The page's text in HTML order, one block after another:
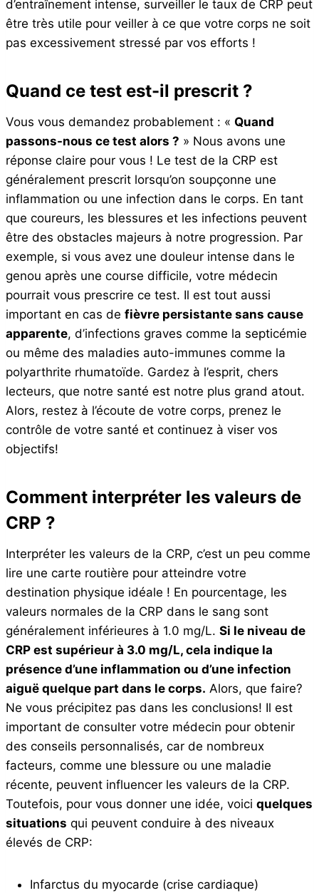
d’entraînement intense, surveiller le taux de CRP peut
être très utile pour veiller à ce que votre corps ne soit
pas excessivement stressé par vos efforts !
Quand ce test est-il prescrit ?
Vous vous demandez probablement : « Quand
passons-nous ce test alors ? » Nous avons une
réponse claire pour vous ! Le test de la CRP est
généralement prescrit lorsqu’on soupçonne une
inflammation ou une infection dans le corps. En tant
que coureurs, les blessures et les infections peuvent
être des obstacles majeurs à notre progression. Par
exemple, si vous avez une douleur intense dans le
genou après une course difficile, votre médecin
pourrait vous prescrire ce test. Il est tout aussi
important en cas de fièvre persistante sans cause
apparente, d’infections graves comme la septicémie
ou même des maladies auto-immunes comme la
polyarthrite rhumatoïde. Gardez à l’esprit, chers
lecteurs, que notre santé est notre plus grand atout.
Alors, restez à l’écoute de votre corps, prenez le
contrôle de votre santé et continuez à viser vos
objectifs!
Comment interpréter les valeurs de
CRP ?
Interpréter les valeurs de la CRP, c’est un peu comme
lire une carte routière pour atteindre votre
destination physique idéale ! En pourcentage, les
valeurs normales de la CRP dans le sang sont
généralement inférieures à 1.0 mg/L. Si le niveau de
CRP est supérieur à 3.0 mg/L, cela indique la
présence d’une inflammation ou d’une infection
aiguë quelque part dans le corps. Alors, que faire?
Ne vous précipitez pas dans les conclusions! Il est
important de consulter votre médecin pour obtenir
des conseils personnalisés, car de nombreux
facteurs, comme une blessure ou une maladie
récente, peuvent influencer les valeurs de la CRP.
Toutefois, pour vous donner une idée, voici quelques
situations qui peuvent conduire à des niveaux
élevés de CRP:
Infarctus du myocarde (crise cardiaque)